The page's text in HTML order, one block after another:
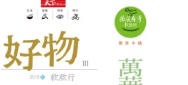
美食蛋糕 養生保健 民生用品
3C家電 運動休閒 親子玩具